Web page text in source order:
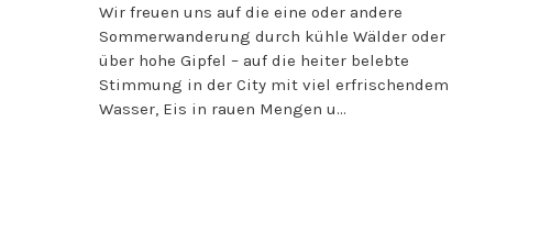
Wir freuen uns auf die eine oder andere
Sommerwanderung durch kühle Wälder oder
über hohe Gipfel – auf die heiter belebte
Stimmung in der City mit viel erfrischendem
Wasser, Eis in rauen Mengen u...